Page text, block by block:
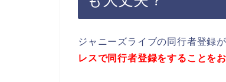
ジャニーズライブの同行者登録
レスで同行者登録をすることを